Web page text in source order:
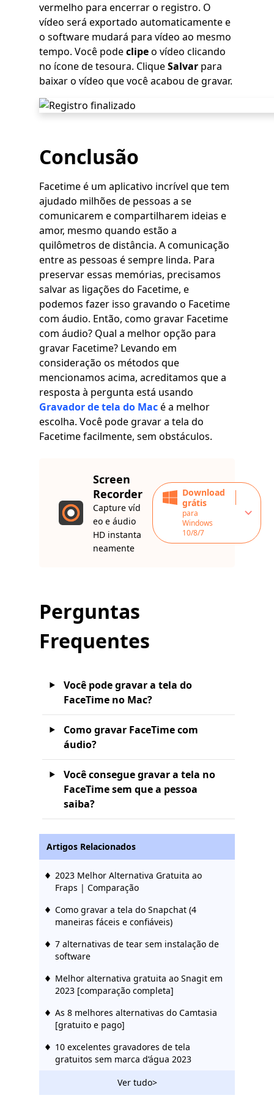
vermelho para encerrar o registro. O
vídeo será exportado automaticamente e
o software mudará para vídeo ao mesmo
tempo. Você podeclipeo vídeo clicando
no ícone de tesoura. CliqueSalvar para
baixar o vídeo que você acabou de gravar.
Conclusão
Facetime é um aplicativo incrível que tem
ajudado milhões de pessoas a se
comunicarem e compartilharem ideias e
amor, mesmo quando estão a
quilômetros de distância. A comunicação
entre as pessoas é sempre linda. Para
preservar essas memórias, precisamos
salvar as ligações do Facetime, e
podemos fazer isso gravando o Facetime
com áudio. Então, como gravar Facetime
com áudio? Qual a melhor opção para
gravar Facetime? Levando em
consideração os métodos que
mencionamos acima, acreditamos que a
resposta à pergunta está usando
Gravador de tela do Macé a melhor
escolha. Você pode gravar a tela do
Facetime facilmente, sem obstáculos.
Screen
Recorder
Capture víd
eo e áudio
HD instanta
neamente
Download
grátis
para
Windows
10/8/7
Perguntas
Frequentes
Você pode gravar a tela do
FaceTime no Mac?
Como gravar FaceTime com
áudio?
Você consegue gravar a tela no
FaceTime sem que a pessoa
saiba?
Artigos Relacionados
2023 Melhor Alternativa Gratuita ao
Fraps | Comparação
Como gravar a tela do Snapchat (4
maneiras fáceis e confiáveis)
7 alternativas de tear sem instalação de
software
Melhor alternativa gratuita ao Snagit em
2023 [comparação completa]
As 8 melhores alternativas do Camtasia
[gratuito e pago]
10 excelentes gravadores de tela
gratuitos sem marca d’água 2023
5 maneiras de gravar histórias do
Instagram com etapas detalhadas
Ver tudo>